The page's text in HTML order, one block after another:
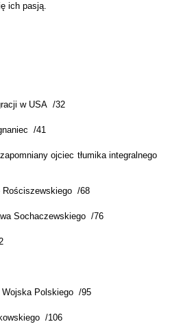
ich pasją.
w USA /32
/41
ojciec tłumika integralnego
Rościszewskiego /68
Sochaczewskiego /76
Wojska Polskiego /95
/106